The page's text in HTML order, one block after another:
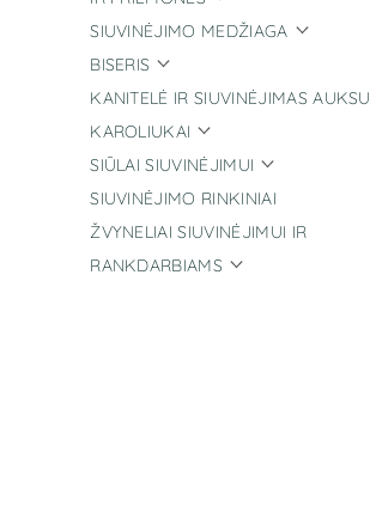
SIUVINĖJIMO MEDŽIAGA
BISERIS
KANITELĖ IR SIUVINĖJIMAS AUKSU
KAROLIUKAI
SIŪLAI SIUVINĖJIMUI
SIUVINĖJIMO RINKINIAI
ŽVYNELIAI SIUVINĖJIMUI IR
RANKDARBIAMS